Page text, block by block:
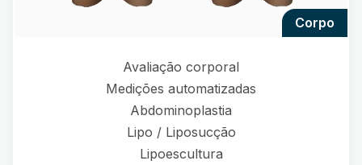
corpo
Avaliação corporal
Medições automatizadas
Abdominoplastia
Lipo / Liposucção
Lipoescultura